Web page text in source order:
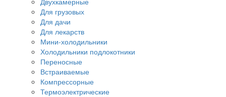
Для грузовых
Для дачи
Для лекарств
Мини-холодильники
Холодильники подлокотники
Переносные
Встраиваемые
Компрессорные
Термоэлектрические